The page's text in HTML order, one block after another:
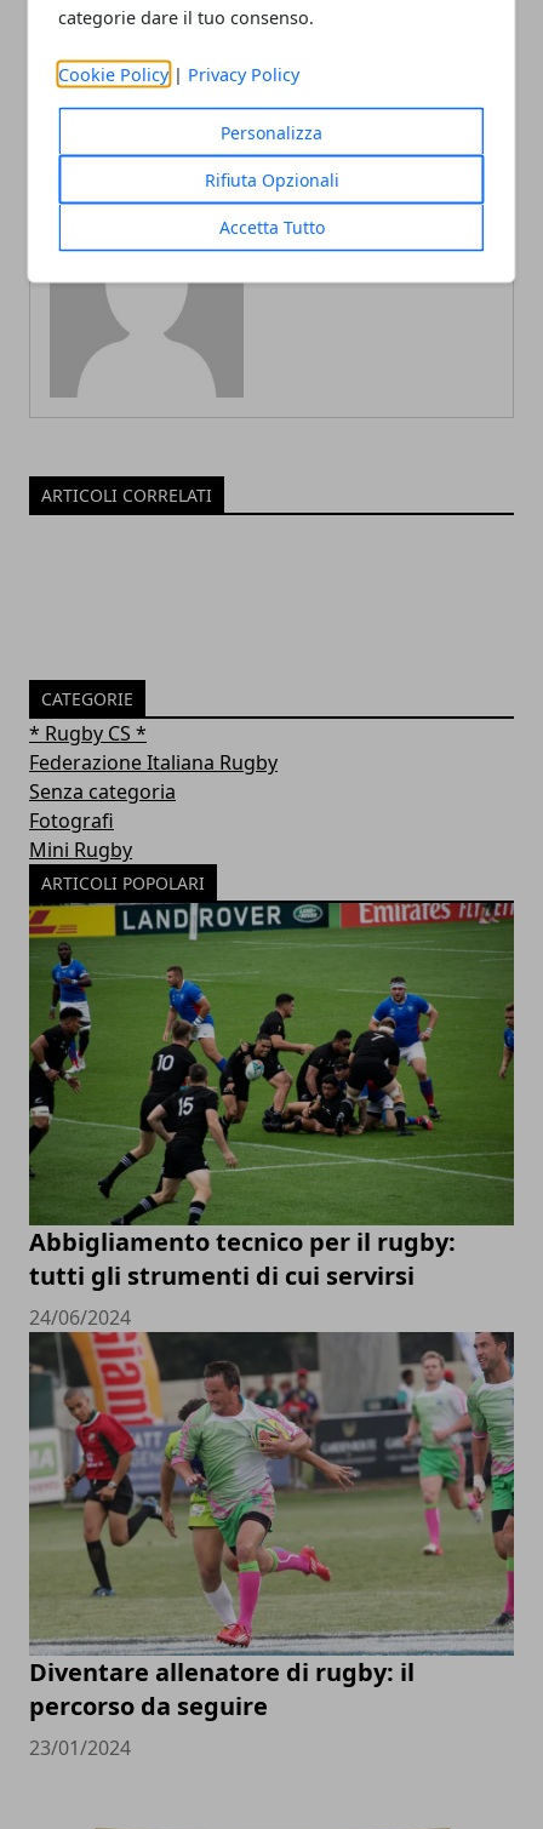
categorie dare il tuo consenso.
Cookie Policy | Privacy Policy
Personalizza
Rifiuta Opzionali
Accetta Tutto
ARTICOLI CORRELATI
CATEGORIE
* Rugby CS *
Federazione Italiana Rugby
Senza categoria
Fotografi
Mini Rugby
ARTICOLI POPOLARI
Abbigliamento tecnico per il rugby:
tutti gli strumenti di cui servirsi
24/06/2024
Diventare allenatore di rugby: il
percorso da seguire
23/01/2024